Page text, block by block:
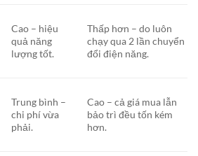
Cao – hiệu
quả năng
lượng tốt.
Thấp hơn – do luôn
chạy qua 2 lần chuyển
đổi điện năng.
Trung bình –
chi phí vừa
phải.
Cao – cả giá mua lẫn
bảo trì đều tốn kém
hơn.